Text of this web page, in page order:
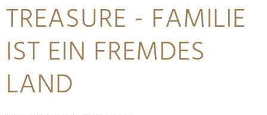
TREASURE - FAMILIE
IST EIN FREMDES
LAND